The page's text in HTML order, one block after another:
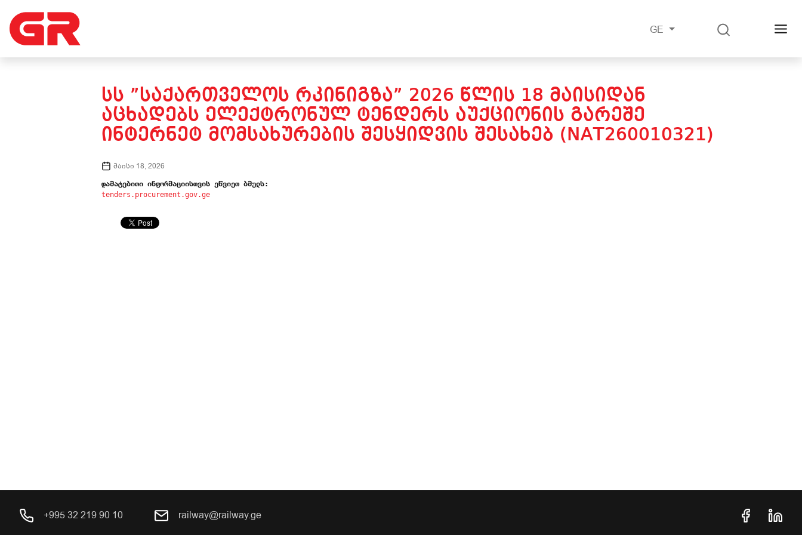
GE
ᲡᲡ ”ᲡᲐᲥᲐᲠᲗᲕᲔᲚᲝᲡ ᲠᲙᲘᲜᲘᲒᲖᲐ” 2026 ᲬᲚᲘᲡ 18 ᲛᲐᲘᲡᲘᲓᲐᲜ
ᲐᲪᲮᲐᲓᲔᲑᲡ ᲔᲚᲔᲥᲢᲠᲝᲜᲣᲚ ᲢᲔᲜᲓᲔᲠᲡ ᲐᲣᲥᲪᲘᲝᲜᲘᲡ ᲒᲐᲠᲔᲨᲔ
ᲘᲜᲢᲔᲠᲜᲔᲢ ᲛᲝᲛᲡᲐᲮᲣᲠᲔᲑᲘᲡ ᲨᲔᲡᲧᲘᲓᲕᲘᲡ ᲨᲔᲡᲐᲮᲔᲑ (NAT260010321)
მაისი 18, 2026
tenders.procurement.gov.ge
+995 32 219 90 10 railway@railway.ge